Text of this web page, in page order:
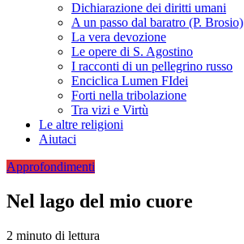
Dichiarazione dei diritti umani
A un passo dal baratro (P. Brosio)
La vera devozione
Le opere di S. Agostino
I racconti di un pellegrino russo
Enciclica Lumen FIdei
Forti nella tribolazione
Tra vizi e Virtù
Le altre religioni
Aiutaci
Approfondimenti
Nel lago del mio cuore
2 minuto di lettura